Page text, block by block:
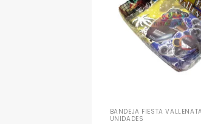
BANDEJA FIESTA
UNIDADES